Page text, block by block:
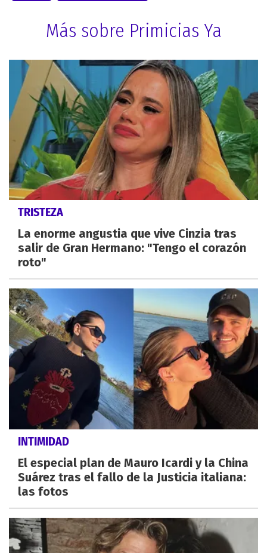
Más sobre Primicias Ya
TRISTEZA
La enorme angustia que vive Cinzia tras
salir de Gran Hermano: "Tengo el corazón
roto"
INTIMIDAD
El especial plan de Mauro Icardi y la China
Suárez tras el fallo de la Justicia italiana:
las fotos